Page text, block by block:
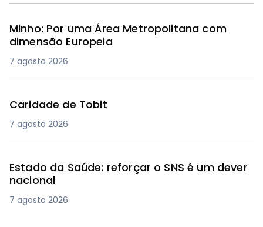
Minho: Por uma Área Metropolitana com
dimensão Europeia
7 agosto 2026
Caridade de Tobit
7 agosto 2026
Estado da Saúde: reforçar o SNS é um dever
nacional
7 agosto 2026